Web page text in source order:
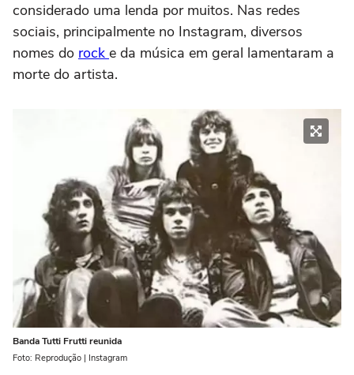
considerado uma lenda por muitos. Nas redes
sociais, principalmente no Instagram, diversos
nomes do rock e da música em geral lamentaram a
morte do artista.
Banda Tutti Frutti reunida
Foto: Reprodução | Instagram